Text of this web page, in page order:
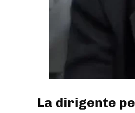
La dirigente